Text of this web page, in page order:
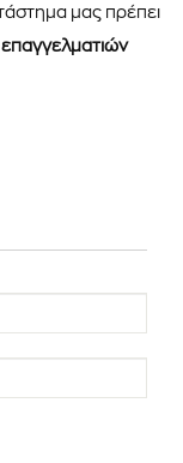
μας πρέπει